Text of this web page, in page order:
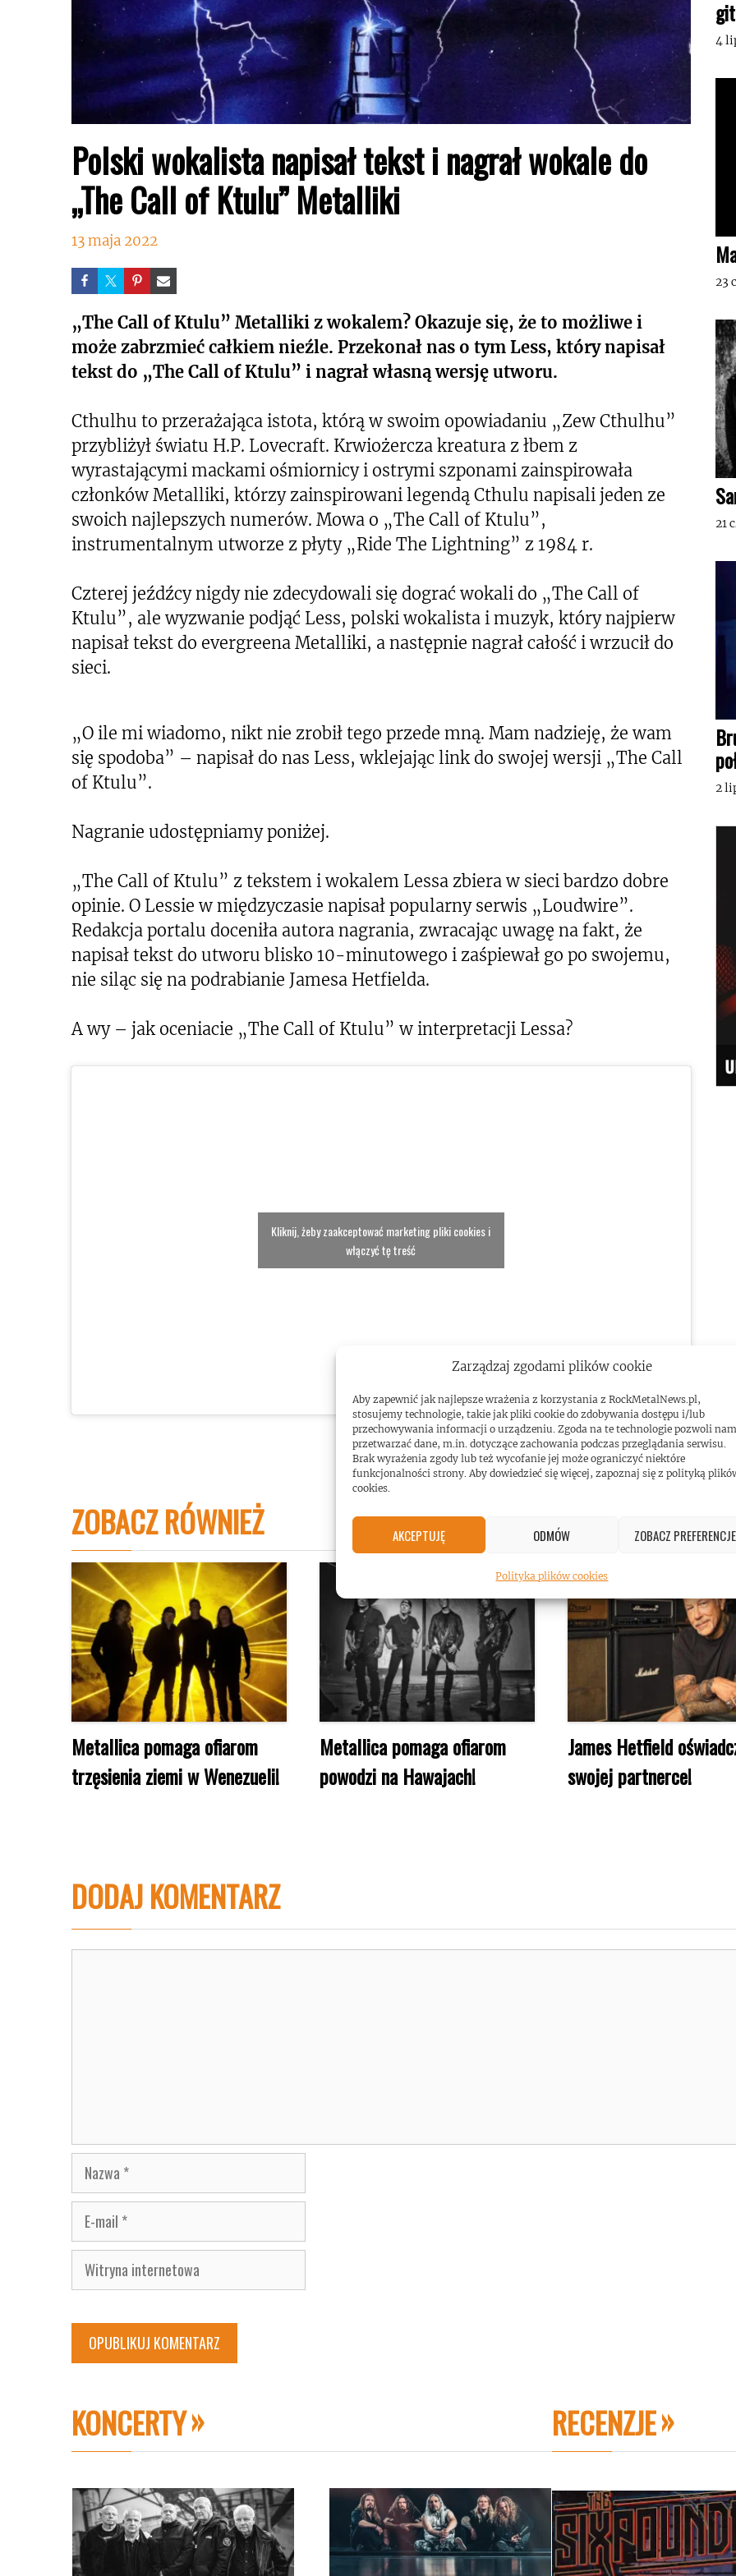
Zarządzaj zgodami plików cookie
Aby zapewnić jak najlepsze wrażenia z korzystania z RockMetalNews.pl,
stosujemy technologie, takie jak pliki cookie do zdobywania dostępu i/lub
przechowywania informacji o urządzeniu. Zgoda na te technologie pozwoli nam
przetwarzać dane, m.in. dotyczące zachowania podczas przeglądania serwisu.
Brak wyrażenia zgody lub też wycofanie jej może ograniczyć niektóre
funkcjonalności strony. Aby dowiedzieć się więcej, zapoznaj się z polityką
cookies.
AKCEPTUJĘ ODMÓW ZOBACZ PREFERENCJE
Polityka plików cookies
Polski wokalista napisał tekst i nagrał wokale do
„The Call of Ktulu” Metalliki
13 maja 2022
„The Call of Ktulu” Metalliki z wokalem? Okazuje się, że to możliwe i
może zabrzmieć całkiem nieźle. Przekonał nas o tym Less, który napisał
tekst do „The Call of Ktulu” i nagrał własną wersję utworu.
Cthulhu to przerażająca istota, którą w swoim opowiadaniu „Zew Cthulhu”
przybliżył światu H.P. Lovecraft. Krwiożercza kreatura z łbem z
wyrastającymi mackami ośmiornicy i ostrymi szponami zainspirowała
członków Metalliki, którzy zainspirowani legendą Cthulu napisali jeden ze
swoich najlepszych numerów. Mowa o „The Call of Ktulu”,
instrumentalnym utworze z płyty „Ride The Lightning” z 1984 r.
Czterej jeźdźcy nigdy nie zdecydowali się dograć wokali do „The Call of
Ktulu”, ale wyzwanie podjąć Less, polski wokalista i muzyk, który najpierw
napisał tekst do evergreena Metalliki, a następnie nagrał całość i wrzucił do
sieci.
„O ile mi wiadomo, nikt nie zrobił tego przede mną. Mam nadzieję, że wam
się spodoba” – napisał do nas Less, wklejając link do swojej wersji „The Call
of Ktulu”.
Nagranie udostępniamy poniżej.
„The Call of Ktulu” z tekstem i wokalem Lessa zbiera w sieci bardzo dobre
opinie. O Lessie w międzyczasie napisał popularny serwis „Loudwire”.
Redakcja portalu doceniła autora nagrania, zwracając uwagę na fakt, że
napisał tekst do utworu blisko 10-minutowego i zaśpiewał go po swojemu,
nie siląc się na podrabianie Jamesa Hetfielda.
A wy – jak oceniacie „The Call of Ktulu” w interpretacji Lessa?
Kliknij, żeby zaakceptować marketing pliki cookies i
włączyć tę treść
4
23
21
2
ZOBACZ RÓWNIEŻ
Metallica pomaga ofiarom
trzęsienia ziemi w Wenezueli!
Metallica pomaga ofiarom
powodzi na Hawajach!
James Hetfield
swojej partnerce!
DODAJ KOMENTARZ
Nazwa
E-
mail
Witryna
internetowa
KONCERTY RECENZJE